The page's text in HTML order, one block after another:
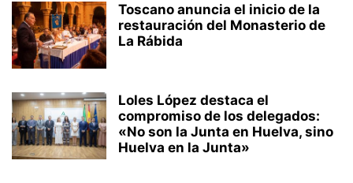
Toscano anuncia el inicio de la
restauración del Monasterio de
La Rábida
Loles López destaca el
compromiso de los delegados:
«No son la Junta en Huelva, sino
Huelva en la Junta»